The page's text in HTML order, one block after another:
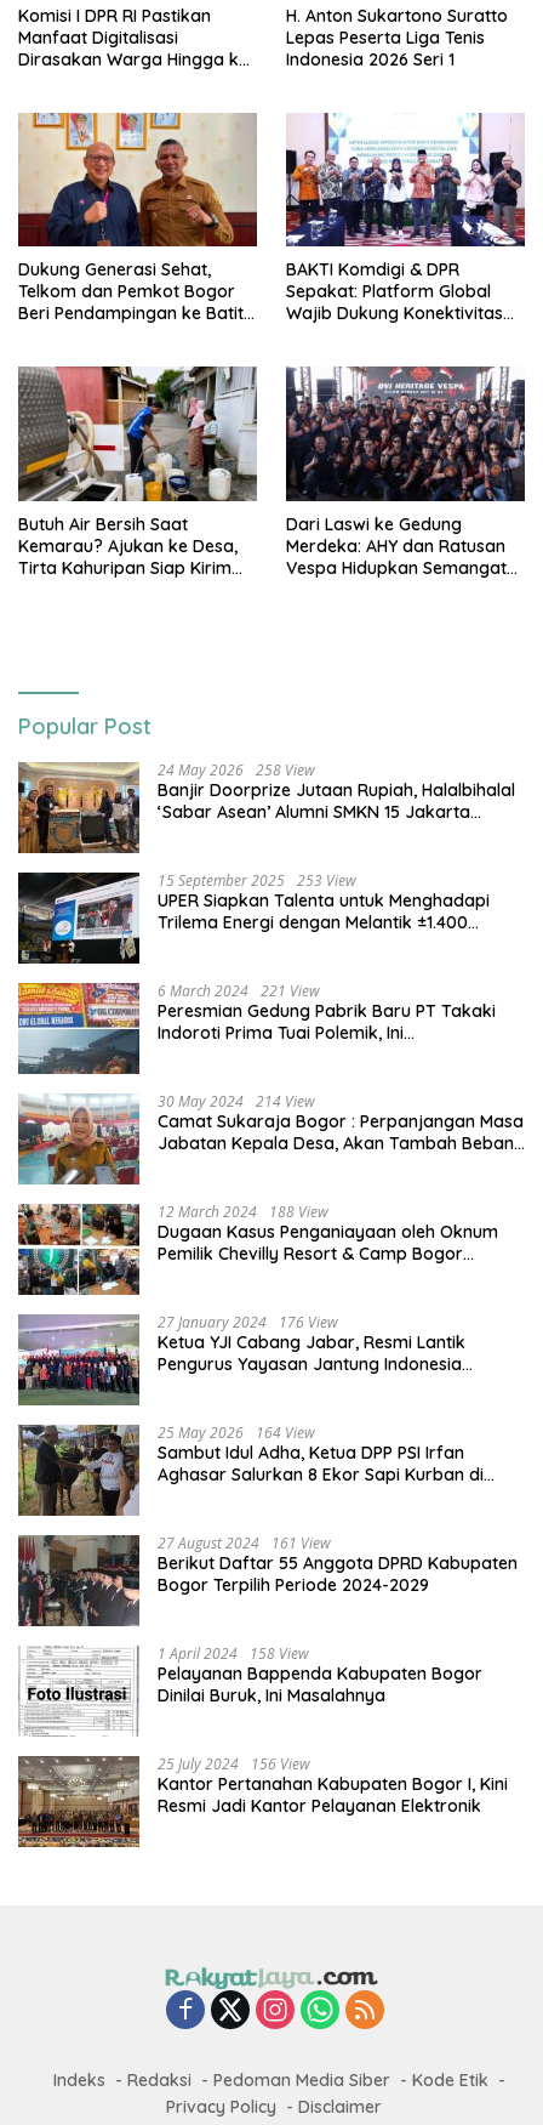
Komisi I DPR RI Pastikan
Manfaat Digitalisasi
Dirasakan Warga Hingga ke
H. Anton Sukartono Suratto
Lepas Peserta Liga Tenis
Indonesia 2026 Seri 1
Dukung Generasi Sehat,
Telkom dan Pemkot Bogor
Beri Pendampingan ke Batita
BAKTI Komdigi & DPR
Sepakat: Platform Global
Wajib Dukung Konektivitas
Butuh Air Bersih Saat
Kemarau? Ajukan ke Desa,
Tirta Kahuripan Siap Kirim
Dari Laswi ke Gedung
Merdeka: AHY dan Ratusan
Vespa Hidupkan Semangat
Popular Post
24 May 2026 258 View
Banjir Doorprize Jutaan Rupiah, Halalbihalal
‘Sabar Asean’ Alumni SMKN 15 Jakarta
15 September 2025 253 View
UPER Siapkan Talenta untuk Menghadapi
Trilema Energi dengan Melantik ±1.400
6 March 2024 221 View
Peresmian Gedung Pabrik Baru PT Takaki
Indoroti Prima Tuai Polemik, Ini
30 May 2024 214 View
Camat Sukaraja Bogor : Perpanjangan Masa
Jabatan Kepala Desa, Akan Tambah Beban
12 March 2024 188 View
Dugaan Kasus Penganiayaan oleh Oknum
Pemilik Chevilly Resort & Camp Bogor
27 January 2024 176 View
Ketua YJI Cabang Jabar, Resmi Lantik
Pengurus Yayasan Jantung Indonesia
25 May 2026 164 View
Sambut Idul Adha, Ketua DPP PSI Irfan
Aghasar Salurkan 8 Ekor Sapi Kurban di
27 August 2024 161 View
Berikut Daftar 55 Anggota DPRD Kabupaten
Bogor Terpilih Periode 2024-2029
1 April 2024 158 View
Pelayanan Bappenda Kabupaten Bogor
Dinilai Buruk, Ini Masalahnya
25 July 2024 156 View
Kantor Pertanahan Kabupaten Bogor I, Kini
Resmi Jadi Kantor Pelayanan Elektronik
Indeks Redaksi Pedoman Media Siber
Kode Etik
Privacy Policy
Disclaimer